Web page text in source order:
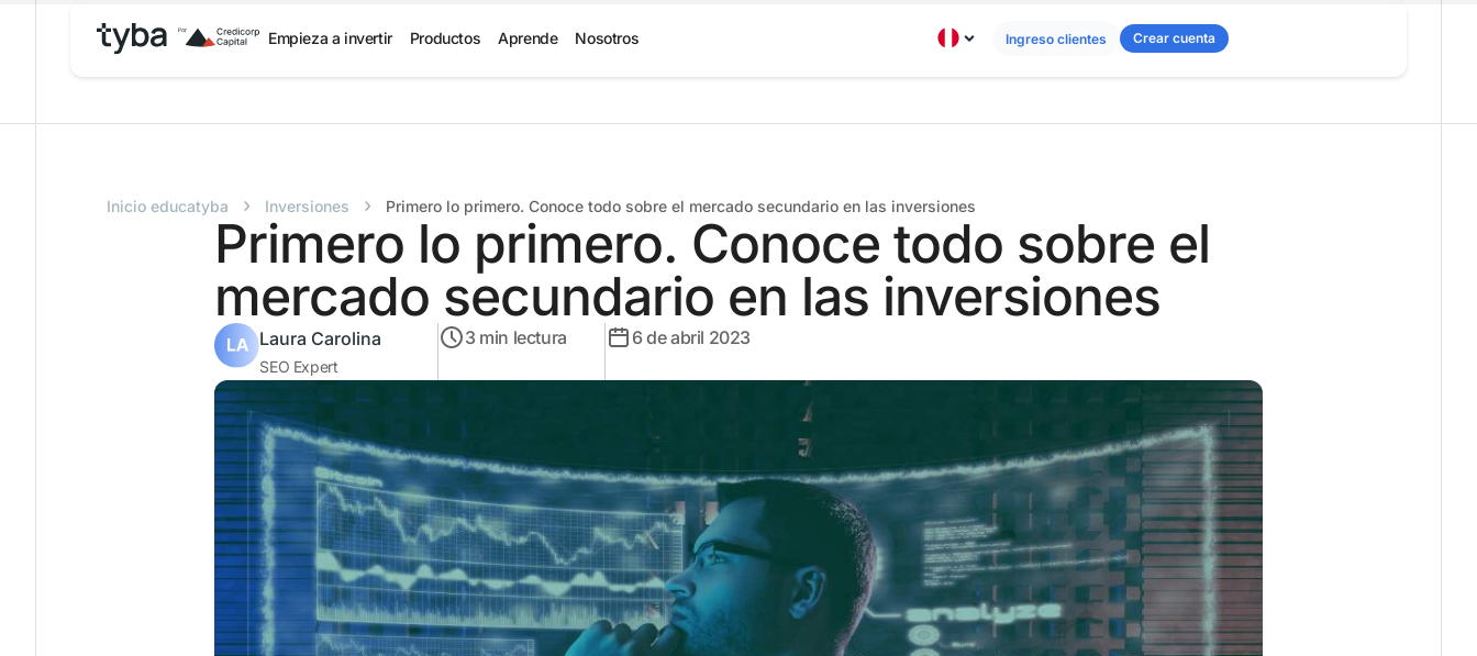
Empieza a invertir Productos Aprende Nosotros Ingreso clientes Crear cuenta
Inicio educatyba › Inversiones › Primero lo primero. Conoce todo sobre el mercado secundario en las inversiones
Primero lo primero. Conoce todo sobre el
mercado secundario en las inversiones
Laura Carolina
SEO Expert
3 min lectura 6 de abril 2023